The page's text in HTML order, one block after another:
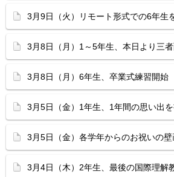
3月9日（火）リモート形式での6年生
3月8日（月）1～5年生、本日より三
3月8日（月）6年生、卒業式練習開始
3月5日（金）1年生、1年間の思い出を
3月5日（金）各学年からのお祝いの
3月4日（木）2年生、最後の国際理解